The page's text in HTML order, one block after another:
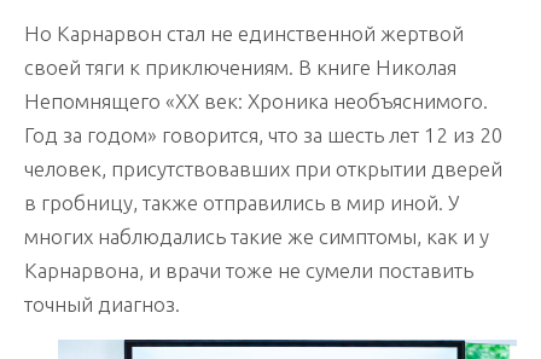
Но Карнарвон стал не единственной жертвой
своей тяги к приключениям. В книге Николая
Непомнящего «XX век: Хроника необъяснимого.
Год за годом» говорится, что за шесть лет 12 из 20
человек, присутствовавших при открытии дверей
в гробницу, также отправились в мир иной. У
многих наблюдались такие же симптомы, как и у
Карнарвона, и врачи тоже не сумели поставить
точный диагноз.